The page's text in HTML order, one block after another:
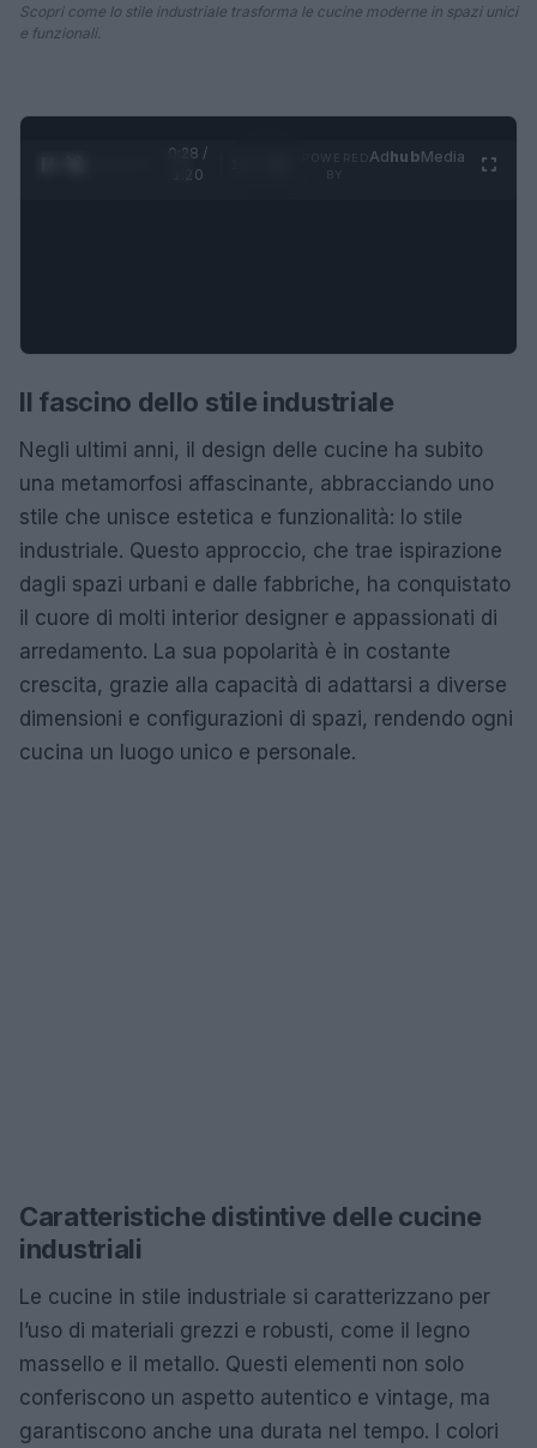
Scopri come lo stile industriale trasforma le cucine moderne in spazi unici
e funzionali.
0:28 /
1:20
AdhubMedia
Il fascino dello stile industriale
Negli ultimi anni, il design delle cucine ha subito
una metamorfosi affascinante, abbracciando uno
stile che unisce estetica e funzionalità: lo stile
industriale. Questo approccio, che trae ispirazione
dagli spazi urbani e dalle fabbriche, ha conquistato
il cuore di molti interior designer e appassionati di
arredamento. La sua popolarità è in costante
crescita, grazie alla capacità di adattarsi a diverse
dimensioni e configurazioni di spazi, rendendo ogni
cucina un luogo unico e personale.
Caratteristiche distintive delle cucine
industriali
Le cucine in stile industriale si caratterizzano per
l’uso di materiali grezzi e robusti, come il legno
massello e il metallo. Questi elementi non solo
conferiscono un aspetto autentico e vintage, ma
garantiscono anche una durata nel tempo. I colori